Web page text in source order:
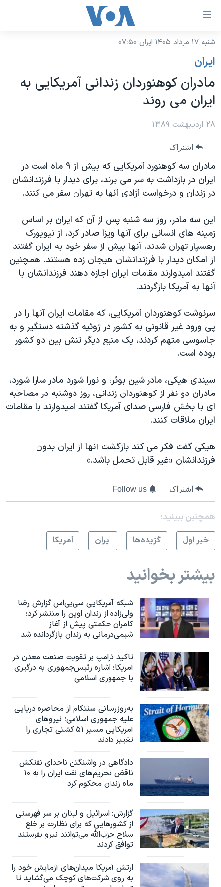
لینکهای
دسترسی
جهش
محتوای
اصلی
به
اصلی
جهش
به
جستجو
نسخه سبک وب‌سایت
موضوع ها
ایران
آمریکا
جهان
گزیده‌ها
ویژه برنامه‌ها
فرهنگ و زندگی
حقوق شهروندی
اقتصادی
علم و فناوری
گالری عکس
آرشیو پخش زنده
برنامه های تلویزیونی
جدول برنامه ها
صفحه‌های ویژه
عملیات خشم حماسی
۲۵۰سالگی آمریکا
مستندها
انتخابات ریاست جمهوری آمریکا ۲۰۲۴
حمله جمهوری اسلامی به اسرائیل
رمز مهسا
اعتراضات زن، زندگی، آزادی
مجموعه مستندهای دادخواهی
تریبونال مردمی آبان ۹۸
چهل سال گروگان‌گیری
قانون شفافیت دارائی کادر رهبری ایران
اعتراضات مردمی آبان ۹۸
اسرائیل در جنگ
نرگس محمدی برنده جایزه نوبل صلح
سفر پرزیدنت ترامپ به چین
فرکانس‌های صدای آمریکا
پخش رادیویی
دنبال کنید
شنبه ۱۷ مرداد ۱۴۰۵ ایران ۰۷:۵۰
ايران
مادران کوهنوردان زندانی آمریکایی به
ایران می روند
۲۸ اردیبهشت ۱۳۸۹
اشتراک
مادران سه کوهنورد آمریکایی که بیش از ۹ ماه است در
ایران در بازداشت به سر می برند، برای دیدار با فرزندانشان
در زندان و درخواست آزادی آنها به تهران سفر می کنند.
این سه مادر، روز سه شنبه پس از آن که ایران بر اساس
زمینه های انسانی برای آنها ویزا صادر کرد، از نیویورک
رهسپار تهران شدند. آنها پیش از سفر خود به ایران گفتند
از امکان دیدار با فرزندانشان هیجان زده هستند. همچنین
گفتند امیدوارند مقامات ایران اجازه دهند فرزندانشان با
آنها به آمریکا بازگردند.
سرنوشت کوهنوردان آمریکایی، که مقامات ایران آنها را در
پی ورود غیر قانونی به کشور در ژوئیه گذشته دستگیر و به
جاسوسی متهم کردند، یک منبع دیگر تنش بین دو کشور
بوده است.
سیندی هیکی، مادر شین بوئر، و نورا شورد مادر سارا شورد،
مادران دو نفر از کوهنوردان زندانی، روز دوشنبه در مصاحبه
ای با بخش فارسی صدای آمریکا گفتند امیدوارند با مقامات
ایران ملاقات کنند.
هیکی گفت فکر می کند بازگشت آنها از ایران بدون
فرزندانشان «غیر قابل تحمل باشد.»
اشتراک Follow us
همچنبن ببینید:
خبر اول
گزيده‌ها ايران آمريکا
بیشتر بخوانید
شبکه آمریکایی سی‌بی‌‌اس گزارش رضا
ولی‌زاده از زندان اوین را منتشر کرد؛
کامران حکمتی پیش از آغاز
شیمی‌درمانی به زندان بازگردانده شد
تاکید ترامپ بر تقویت صنعت معدن در
آمریکا؛ اشاره رئیس‌جمهوری به درگیری
با جمهوری اسلامی
به‌روزرسانی سنتکام از محاصره دریایی
علیه جمهوری اسلامی؛ نیروهای
آمریکایی مسیر ۵۱ کشتی تجاری را
تغییر دادند
دادگاهی در واشنگتن ناخدای نفتکش
ناقض تحریم‌های نفت ایران را به ۱۰
ماه زندان محکوم کرد
گزارش‌: اسرائيل و لبنان بر سر فهرستی
از کشورهایی که برای نظارت بر خلع
سلاح حزب‌الله می‌توانند نیرو بفرستند
توافق کردند
ارتش آمریکا میدان‌های آزمایش خود را
به روی شرکت‌های کوچک می‌گشاید تا